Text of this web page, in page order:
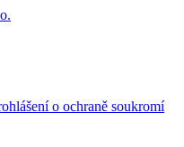
o ochraně soukromí